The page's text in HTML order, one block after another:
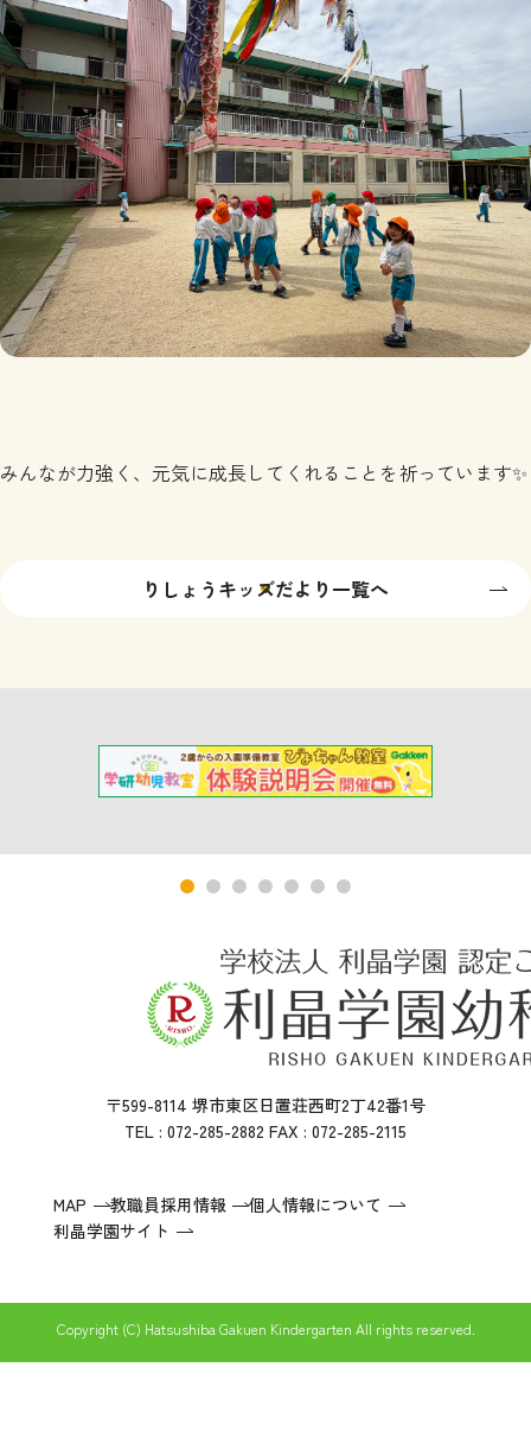
みんなが力強く、元気に成長してくれることを祈っています✨
りしょうキッズだより一覧へ
〒599-8114 堺市東区日置荘西町2丁42番1号
TEL : 072-285-2882 FAX : 072-285-2115
MAP 教職員採用情報
個人情報について
利晶学園サイト
Copyright (C) Hatsushiba Gakuen Kindergarten All rights reserved.